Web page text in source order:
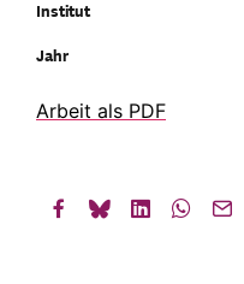
Institut
Jahr
Arbeit als PDF